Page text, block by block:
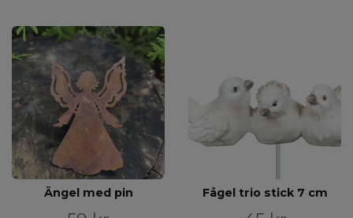
Ängel med pin Fågel trio stick 7 cm